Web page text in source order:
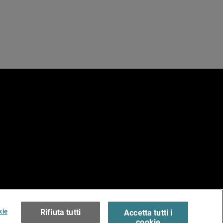
of Use >Rifiuta tutti
Accetta tutti i